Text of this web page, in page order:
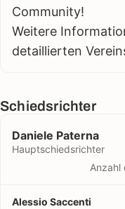
Community!
Weitere
detaillierten
Schiedsrichter
Daniele Paterna
Hauptschiedsrichter
Anzahl
Alessio Saccenti